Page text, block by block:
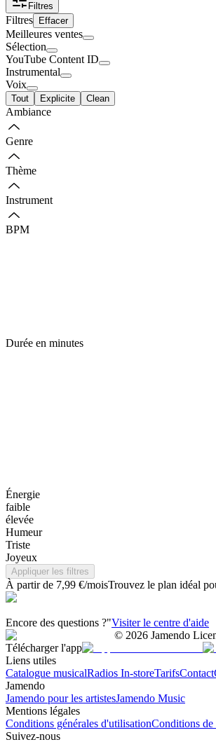
Filtres
Filtres Effacer
Meilleures ventes
Sélection
YouTube Content ID
Instrumental
Voix
Tout Explicite Clean
Ambiance
Genre
Thème
Instrument
BPM
Durée en minutes
Énergie
faible
élevée
Humeur
Triste
Joyeux
Appliquer les filtres
À partir de 7,99 €/moisTrouvez le plan idéal
Encore des questions ?"Visiter le centre d'aide
© 2026 Jamendo
Télécharger l'app
Liens utiles
Catalogue musicalRadios In-storeTarifsContact
Jamendo
Jamendo pour les artistesJamendo Music
Mentions légales
Conditions générales d'utilisationConditions de
Suivez-nous